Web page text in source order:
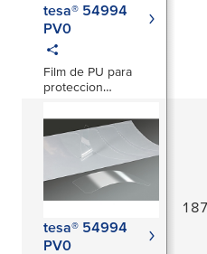
tesa® 54994
PV0
Film de PU para
proteccion
superficies
exteriores
tesa® 54994
PV0
187